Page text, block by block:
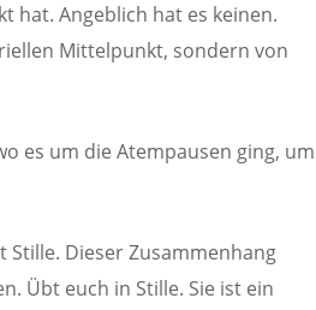
hat. Angeblich hat es keinen.
Mittelpunkt, sondern von
es um die Atempausen ging, um
Stille. Dieser Zusammenhang
Übt euch in Stille. Sie ist ein